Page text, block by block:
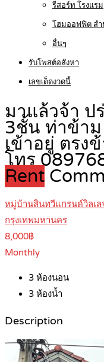
รีสอร์ท โรงแรม
โฮมออฟฟิต ส
อื่นๆ
รับโพสต์อสังหา
เลขเด็ดงวดนี้
มาแล้วจ้า ป
3ชั้น ท่าข้าม
เข้าอยู่ ตรง
โทร
Rent
หมู่บ้านสินทวีแกรนด์วิลเล
กรุงเทพมหานคร
8,000฿
Monthly
3 ห้องนอน
3 ห้องน้ำ
Description